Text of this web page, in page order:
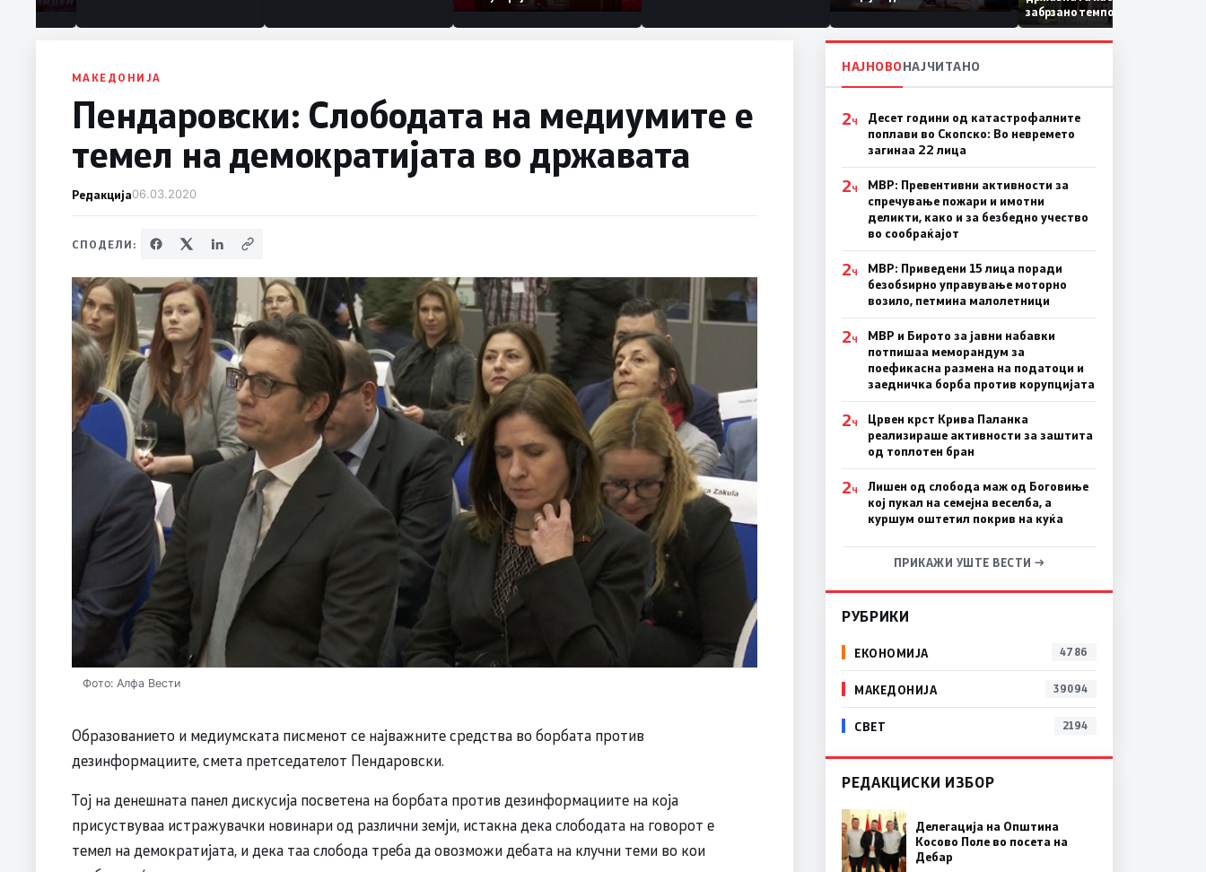
Коридор 8, Македонија
станува раскрсница на
Балканот
забрзано темпо
МАКЕДОНИЈА
Пендаровски: Слободата на медиумите е
темел на демократијата во државата
Редакција06.03.2020
СПОДЕЛИ:
Фото: Алфа Вести
Образованието и медиумската писменот се најважните средства во борбата против
дезинформациите, смета претседателот Пендаровски.
Тој на денешната панел дискусија посветена на борбата против дезинформациите на која
присуствуваа истражувачки новинари од различни земји, истакна дека слободата на говорот е
темел на демократијата, и дека таа слобода треба да овозможи дебата на клучни теми во кои
НАЈНОВОНАЈЧИТАНО
2Ч
Десет години од катастрофалните
поплави во Скопско: Во невремето
загинаа 22 лица
2Ч
МВР: Превентивни активности за
спречување пожари и имотни
деликти, како и за безбедно учество
во сообраќајот
2Ч
МВР: Приведени 15 лица поради
безобѕирно управување моторно
возило, петмина малолетници
2Ч
МВР и Бирото за јавни набавки
потпишаа меморандум за
поефикасна размена на податоци и
заедничка борба против корупцијата
2Ч
Црвен крст Крива Паланка
реализираше активности за заштита
од топлотен бран
2Ч
Лишен од слобода маж од Боговиње
кој пукал на семејна веселба, а
куршум оштетил покрив на куќа
ПРИКАЖИ УШТЕ ВЕСТИ →
РУБРИКИ
ЕКОНОМИЈА 4786
МАКЕДОНИЈА 39094
СВЕТ 2194
РЕДАКЦИСКИ ИЗБОР
Делегација на Општина
Косово Поле во посета на
Дебар